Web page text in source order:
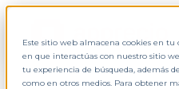
Este sitio web almacena cookies en
en que interactúas con nuestro sitio
tu experiencia de búsqueda, además
como en otros medios. Para obtener